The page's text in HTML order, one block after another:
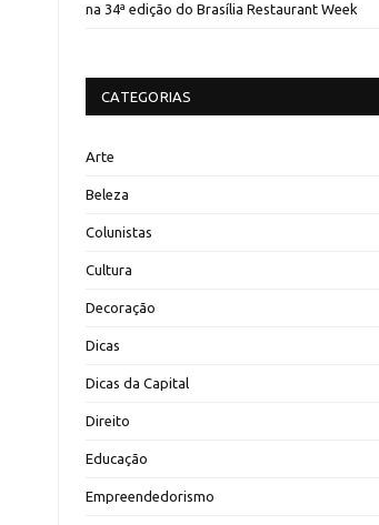
na 34ª edição do Brasília Restaurant Week
CATEGORIAS
Arte
Beleza
Colunistas
Cultura
Decoração
Dicas
Dicas da Capital
Direito
Educação
Empreendedorismo